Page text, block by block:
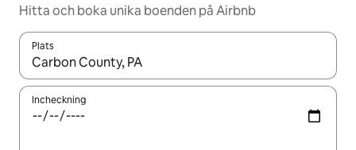
Hitta och boka unika boenden på Airbnb
Plats
När resultaten är tillgängliga kan du navigera med upp- och
Incheckning